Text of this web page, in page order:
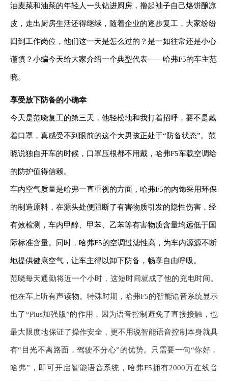
油麦菜和油菜的年轻人一头钻进厨房，撸起袖子自己烙饼酿凉
皮，走出厨房生活还得继续，随着企业的逐步复工，大家纷纷
回到工作岗位，他们这一天是怎么过的？是一如往常还是小心
谨慎？小编今天给大家介绍一个典型代表——哈弗F5的车主范
晓。
享受放下防备的小确幸
今天是范晓复工的第三天，他轻松地和我打着招呼，要不是戴
着口罩，真感受不到眼前的这个大男孩正处于“防备状态”。范
晓说独自开车的时候，口罩压根都不用戴， 哈弗F5车载空调给
的防护值得信赖。
车内空气质量是哈弗一直重视的方面， 哈弗F5的内饰采用环保
的制造原料，在源头处便阻断了有害物质引发的隐性伤害，经
有效检测，车内甲醇、甲苯、乙苯等有害物质含量均远低于国
际标准含量。同时， 哈弗F5的空调过滤性高，为车内源源不断
地提供健康空气，让车主得以卸下防备， 畅享自由呼吸。
范晓每天通勤将近一个小时，这短时间就成了他的充电时间。
他在车上听有声读物。特殊时期， 哈弗F5的智能语音系统显示
出了“Plus加强版”的作用，因为语音控制避免了直接接触，也
最大限度地保证了操作安全，更不用说智能语音控制本身就具
有“目光不离路面，驾驶不分心”的优势。只需要一句“你好，
哈弗”，即可开启智能语音系统，哈弗F5拥有2000万在线音